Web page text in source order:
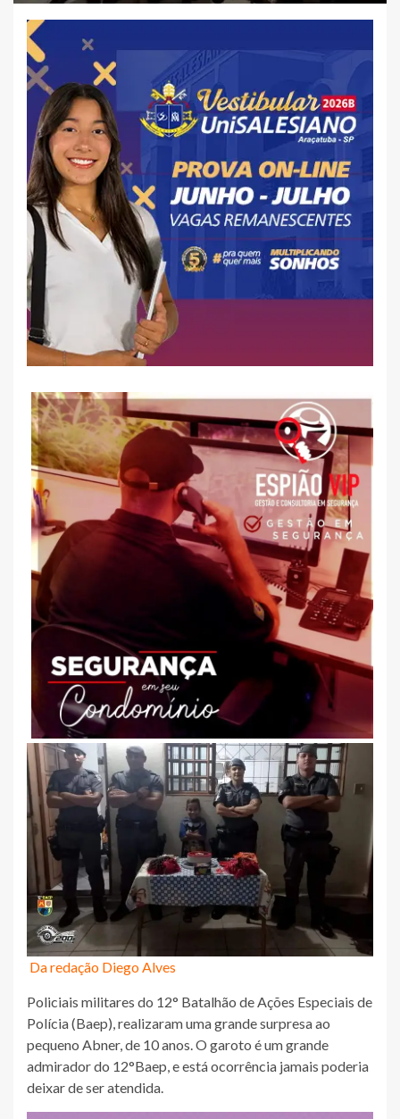
Da redação Diego Alves
Policiais militares do 12° Batalhão de Ações Especiais de
Polícia (Baep), realizaram uma grande surpresa ao
pequeno Abner, de 10 anos. O garoto é um grande
admirador do 12°Baep, e está ocorrência jamais poderia
deixar de ser atendida.